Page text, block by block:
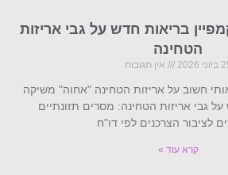
בריאות חדש על גבי אריזות
הטחינה
2026 אין תגובות
חשוב על אריזות הטחינה "אחוה" משיקה
גבי אריזות הטחינה: מסרים תזונתיים
לציבור הצרכנים לפי דו"ח
קרא עוד »